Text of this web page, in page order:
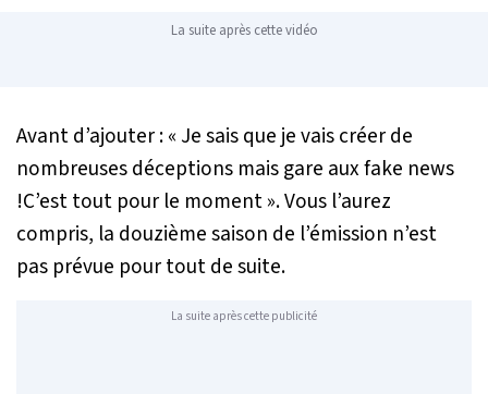
La suite après cette vidéo
Avant d’ajouter :« Je sais que je vais créer de
nombreuses déceptions mais gare aux fake news
!C’est tout pour le moment ».Vous l’aurez
compris, la douzième saison de l’émission n’est
pas prévue pour tout de suite.
La suite après cette publicité